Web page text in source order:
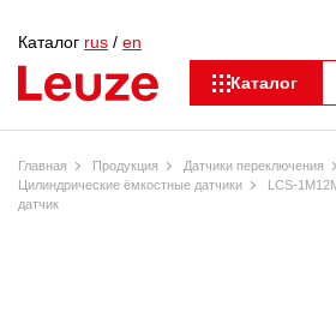
Каталог
Каталог rus / en
Главная Продукция Датчики переключения
Цилиндрические ёмкостные датчики
LCS-
датчик